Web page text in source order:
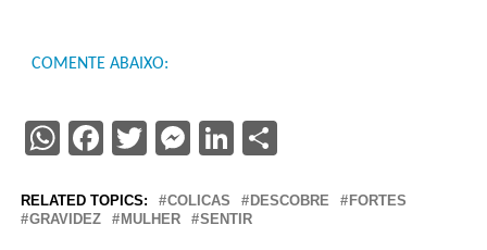
COMENTE ABAIXO:
WhatsApp
Facebook
Twitter
Messenger
LinkedIn
Share
RELATED TOPICS: COLICAS DESCOBRE
FORTES
GRAVIDEZ
MULHER SENTIR